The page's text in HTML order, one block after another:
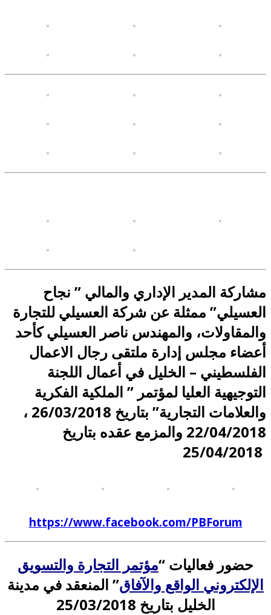
مشاركة المدير الإداري والمالي ” نجاح
العسيلي” ممثلة عن شركة العسيلي للتجارة
والمقاولات، والمهندس ناصر العسيلي كأحد
أعضاء مجلس إدارة ملتقى رجال الاعمال
الفلسطيني – الخليل في أعمال اللجنة
التوجيهية العليا لمؤتمر ” الملكية الفكرية
والعلامات التجارية” بتاريخ 26/03/2018 ،
22/04/2018 والمزمع عقده بتاريخ
https://www.facebook.com/PBForum
حضور فعاليات “مؤتمر التجارة والتسويق
الإلكتروني الواقع والآفاق” المنعقد في مدينة
الخليل بتاريخ 25/03/2018